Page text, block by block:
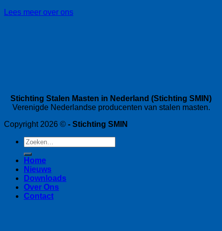
Lees meer over ons
Stichting Stalen Masten in Nederland (Stichting SMIN)
Verenigde Nederlandse producenten van stalen masten.
Copyright 2026 © - Stichting SMIN
Home
Nieuws
Downloads
Over Ons
Contact